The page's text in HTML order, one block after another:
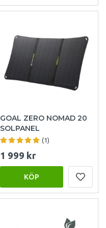
GOAL ZERO NOMAD 20
SOLPANEL
(1)
1 999 kr
KÖP